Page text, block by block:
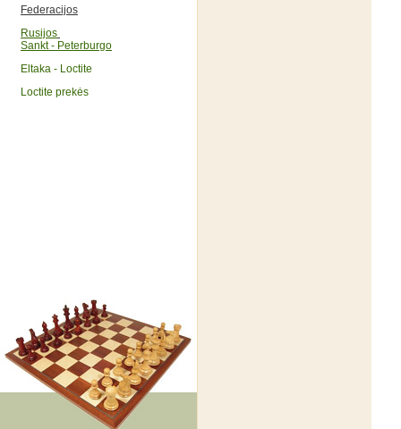
Federacijos
Rusijos
Sankt - Peterburgo
Eltaka - Loctite
Loctite prekės